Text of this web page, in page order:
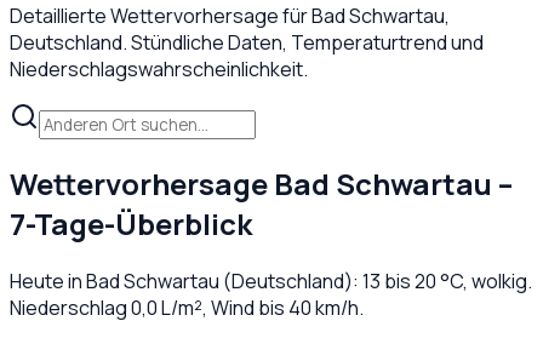
Detaillierte Wettervorhersage fürBad Schwartau,
Deutschland. Stündliche Daten, Temperaturtrend und
Niederschlagswahrscheinlichkeit.
Wettervorhersage Bad Schwartau –
7-Tage-Überblick
Heute inBad Schwartau (Deutschland): 13 bis20°C, wolkig.
Niederschlag0,0L/m², Wind bis 40km/h.